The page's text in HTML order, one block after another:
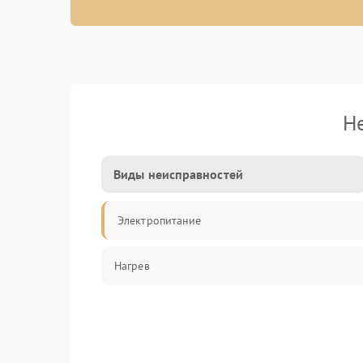
Виды неисправностей
Электропитание
Нагрев